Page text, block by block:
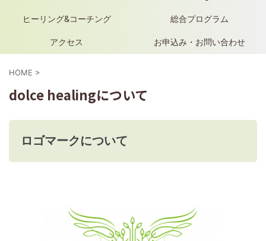
ヒーリング&コーチング 総合プログラム
アクセス お申込み・お問い合わせ
HOME >
dolce healingについて
ロゴマークについて